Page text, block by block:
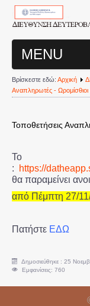
MENU
ΑΡΧΙΚΗ
Τμήματα
Σχολεία
Διοικητικά
Βρίσκεστε εδώ: Αρχική
Αναπληρωτές - Ωρομίσθιοι
Τοποθετήσεις
:
https://
θα παραμείνει
από Πέμπτη 27/
Πατήστε ΕΔΩ
Δημοσιεύθηκε : 25
Εμφανίσεις: 760